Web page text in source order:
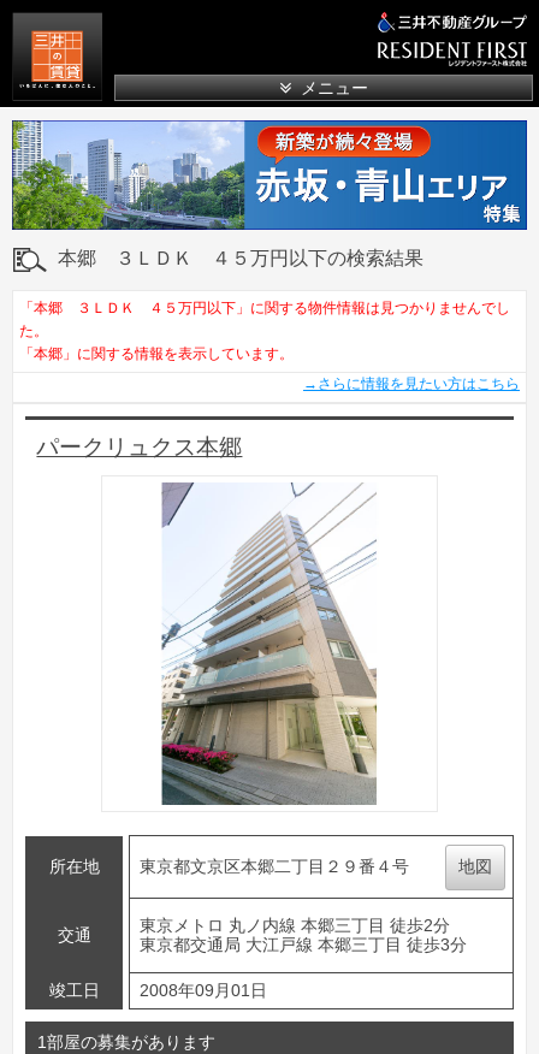
メニュー
本郷 ３ＬＤＫ ４５万円以下の検索結果
「本郷 ３ＬＤＫ ４５万円以下」に関する物件情報は見つかりませんでし
た。
「本郷」に関する情報を表示しています。
→さらに情報を見たい方はこちら
パークリュクス本郷
所在地 東京都文京区本郷二丁目２９番４号 地図
交通
東京メトロ 丸ノ内線 本郷三丁目 徒歩2分
東京都交通局 大江戸線 本郷三丁目 徒歩3分
竣工日 2008年09月01日
1部屋の募集があります